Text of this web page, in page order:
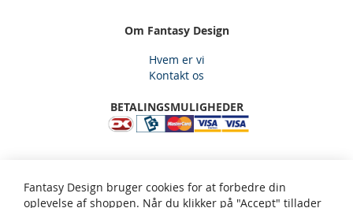
Om Fantasy Design
Hvem er vi
Kontakt os
BETALINGSMULIGHEDER
Fantasy Design, Gjelstensåsen 59, 3650 Ølstykke, Email:
kundeservice@fantasy-design.dk - tlf: 5334 2565
Fantasy Design bruger cookies for at forbedre din
oplevelse af shoppen. Når du klikker på "Accept" tillader